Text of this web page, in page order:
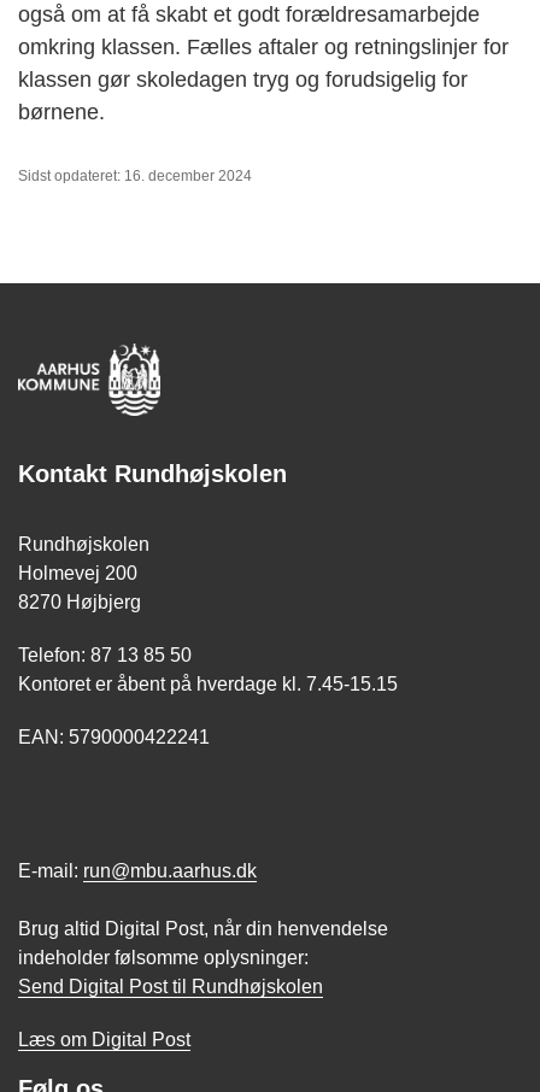
også om at få skabt et godt forældresamarbejde
omkring klassen. Fælles aftaler og retningslinjer for
klassen gør skoledagen tryg og forudsigelig for
børnene.
Sidst opdateret: 16. december 2024
Kontakt Rundhøjskolen
Rundhøjskolen
Holmevej 200
8270 Højbjerg
Telefon: 87 13 85 50
Kontoret er åbent på hverdage kl. 7.45-15.15
EAN: 5790000422241
E-mail: run@mbu.aarhus.dk
Brug altid Digital Post, når din henvendelse
indeholder følsomme oplysninger:
Send Digital Post til Rundhøjskolen
Læs om Digital Post